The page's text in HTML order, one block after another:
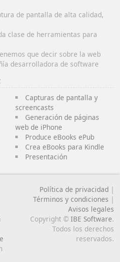
de pantalla de alta calidad,
clase de herramientas para
que decir sobre la web
desarrolladora de software
Capturas de pantalla y
screencasts
Generación de páginas
web de iPhone
Produce eBooks ePub
Crea eBooks para Kindle
Presentación
Política de privacidad |
Términos y condiciones |
Avisos legales
Copyright © IBE Software.
Todos los derechos
reservados.